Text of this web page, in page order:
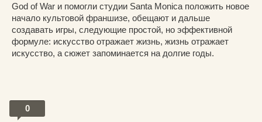
God of War и помогли студии Santa Monica положить новое
начало культовой франшизе, обещают и дальше
создавать игры, следующие простой, но эффективной
формуле: искусство отражает жизнь, жизнь отражает
искусство, а сюжет запоминается на долгие годы.
0